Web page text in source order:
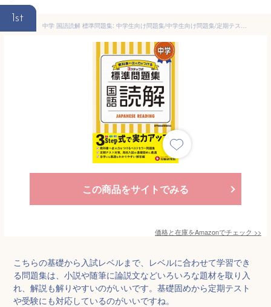
1st
中学 国語読解 標準問題集: 中学生向け問題集/中学生向け問題集/定期テスト対策や高校入試の基礎固めに最適! (受験研究社)
この商品をサイトでみる
価格と在庫をAmazonでチェック >>
こちらの基礎から入試レベルまで、レベルに合わせて学習でき
る問題集は、小説や随筆に論説文などいろいろな題材を取り入
れ、解説も解りやすいのがいいです。基礎固めから定期テスト
や受験にも対応しているのがいいですね。